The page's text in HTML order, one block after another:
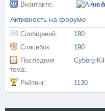
Вконтакте:
Активность на форуме
Сообщений:
180
Спасибок:
190
Последняя
тема:
Cyborg-
Рейтинг: 1130